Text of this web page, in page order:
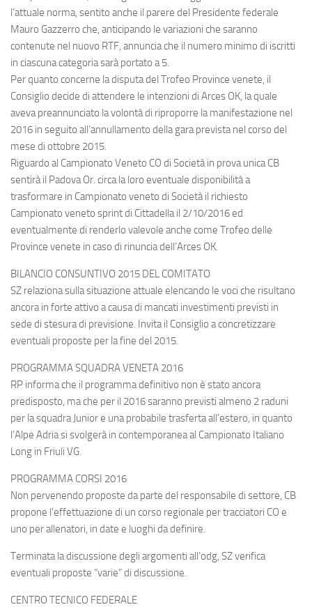
l’attuale norma, sentito anche il parere del Presidente federale
Mauro Gazzerro che, anticipando le variazioni che saranno
contenute nel nuovo RTF, annuncia che il numero minimo di iscritti
in ciascuna categoria sarà portato a 5.
Per quanto concerne la disputa del Trofeo Province venete, il
Consiglio decide di attendere le intenzioni di Arces OK, la quale
aveva preannunciato la volontà di riproporre la manifestazione nel
2016 in seguito all’annullamento della gara prevista nel corso del
mese di ottobre 2015.
Riguardo al Campionato Veneto CO di Società in prova unica CB
sentirà il Padova Or. circa la loro eventuale disponibilità a
trasformare in Campionato veneto di Società il richiesto
Campionato veneto sprint di Cittadella il 2/10/2016 ed
eventualmente di renderlo valevole anche come Trofeo delle
Province venete in caso di rinuncia dell’Arces OK.
BILANCIO CONSUNTIVO 2015 DEL COMITATO
SZ relaziona sulla situazione attuale elencando le voci che risultano
ancora in forte attivo a causa di mancati investimenti previsti in
sede di stesura di previsione. Invita il Consiglio a concretizzare
eventuali proposte per la fine del 2015.
PROGRAMMA SQUADRA VENETA 2016
RP informa che il programma definitivo non è stato ancora
predisposto, ma che per il 2016 saranno previsti almeno 2 raduni
per la squadra Junior e una probabile trasferta all’estero, in quanto
l’Alpe Adria si svolgerà in contemporanea al Campionato Italiano
Long in Friuli VG.
PROGRAMMA CORSI 2016
Non pervenendo proposte da parte del responsabile di settore, CB
propone l’effettuazione di un corso regionale per tracciatori CO e
uno per allenatori, in date e luoghi da definire.
Terminata la discussione degli argomenti all’odg, SZ verifica
eventuali proposte “varie” di discussione.
CENTRO TECNICO FEDERALE